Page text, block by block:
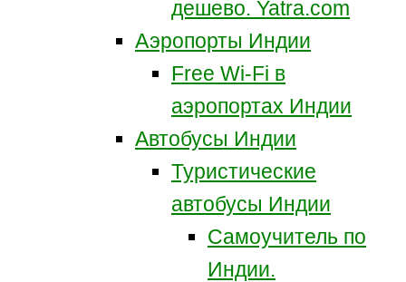
дешево. Yatra.com
Аэропорты Индии
Free Wi-Fi в
аэропортах Индии
Автобусы Индии
Туристические
автобусы Индии
Самоучитель по
Индии.